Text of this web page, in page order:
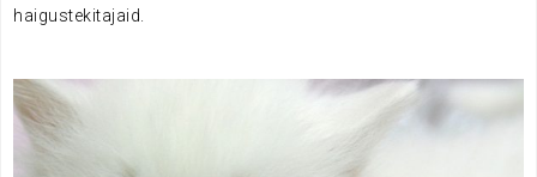
haigustekitajaid.